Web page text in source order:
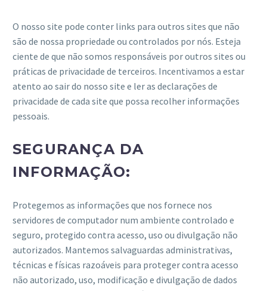
O nosso site pode conter links para outros sites que não
são de nossa propriedade ou controlados por nós. Esteja
ciente de que não somos responsáveis por outros sites ou
práticas de privacidade de terceiros. Incentivamos a estar
atento ao sair do nosso site e ler as declarações de
privacidade de cada site que possa recolher informações
pessoais.
SEGURANÇA DA
INFORMAÇÃO:
Protegemos as informações que nos fornece nos
servidores de computador num ambiente controlado e
seguro, protegido contra acesso, uso ou divulgação não
autorizados. Mantemos salvaguardas administrativas,
técnicas e físicas razoáveis para proteger contra acesso
não autorizado, uso, modificação e divulgação de dados